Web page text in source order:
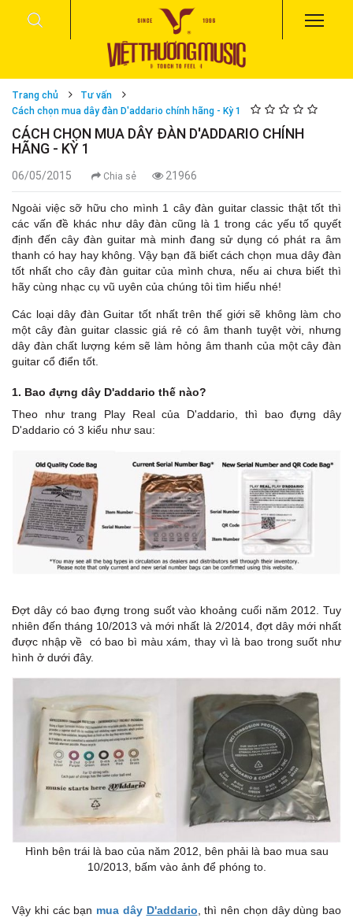
Trang chủ
Tư vấn
Cách chọn mua dây đàn D'addario chính hãng - Kỳ 1
CÁCH CHỌN MUA DÂY ĐÀN D'ADDARIO CHÍNH
HÃNG - KỲ 1
06/05/2015 Chia sẻ 21966
Ngoài việc sỡ hữu cho mình 1 cây đàn guitar classic thật tốt thì
các vấn đề khác như dây đàn cũng là 1 trong các yếu tố quyết
định đến cây đàn guitar mà minh đang sử dụng có phát ra âm
thanh có hay hay không. Vậy bạn đã biết cách chọn mua dây đàn
tốt nhất cho cây đàn guitar của mình chưa, nếu ai chưa biết thì
hãy cùng nhạc cụ vũ uyên của chúng tôi tìm hiểu nhé!
Các loại dây đàn Guitar tốt nhất trên thế giới sẽ không làm cho
một cây đàn guitar classic giá rẻ có âm thanh tuyệt vời, nhưng
dây đàn chất lượng kém sẽ làm hỏng âm thanh của một cây đàn
guitar cổ điển tốt.
1. Bao đựng dây D'addario thế nào?
Theo như trang Play Real của D'addario, thì bao đựng dây
D'addario có 3 kiểu như sau:
Đợt dây có bao đựng trong suốt vào khoảng cuối năm 2012. Tuy
nhiên đến tháng 10/2013 và mới nhất là 2/2014, đợt dây mới nhất
được nhập về có bao bì màu xám, thay vì là bao trong suốt như
hình ở dưới đây.
Hình bên trái là bao của năm 2012, bên phải là bao mua sau
10/2013, bấm vào ảnh để phóng to.
Vậy khi các bạn mua dây D'addario , thì nên chọn dây dùng bao